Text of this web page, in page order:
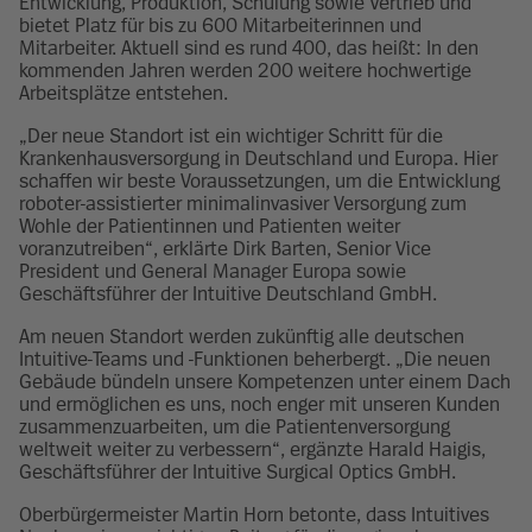
bietet Platz für bis zu 600 Mitarbeiterinnen und
Mitarbeiter. Aktuell sind es rund 400, das heißt: In den
kommenden Jahren werden 200 weitere hochwertige
Arbeitsplätze entstehen.
„Der neue Standort ist ein wichtiger Schritt für die
Krankenhausversorgung in Deutschland und Europa. Hier
schaffen wir beste Voraussetzungen, um die Entwicklung
roboter-assistierter minimalinvasiver Versorgung zum
Wohle der Patientinnen und Patienten weiter
voranzutreiben“, erklärte Dirk Barten, Senior Vice
President und General Manager Europa sowie
Geschäftsführer der Intuitive Deutschland GmbH.
Am neuen Standort werden zukünftig alle deutschen
Intuitive-Teams und -Funktionen beherbergt. „Die neuen
Gebäude bündeln unsere Kompetenzen unter einem Dach
und ermöglichen es uns, noch enger mit unseren Kunden
zusammenzuarbeiten, um die Patientenversorgung
weltweit weiter zu verbessern“, ergänzte Harald Haigis,
Geschäftsführer der Intuitive Surgical Optics GmbH.
Oberbürgermeister Martin Horn betonte, dass Intuitives